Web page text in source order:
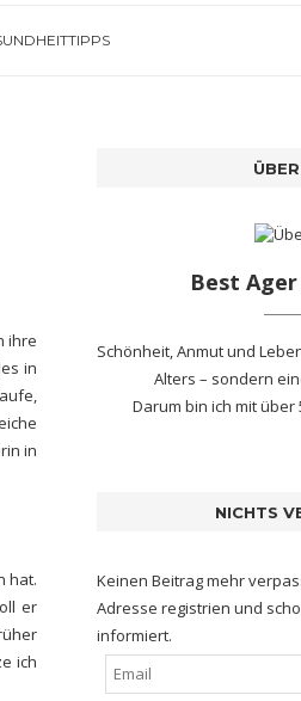
ihre
in
in
hat.
er
ich
Best
Schönheit, Anmut und
Alters – sondern
Darum bin ich mitüber
NICHTS
Keinen Beitrag mehr
Adresse registrien und
informiert.